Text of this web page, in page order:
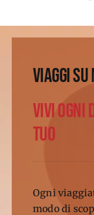
VIAGGISU
VIVI OGNI
TUO
Ogni
modo di